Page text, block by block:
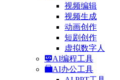
视频编辑
视频生成
动画创作
短剧创作
虚拟数字人
AI编程工具
AI办公工具